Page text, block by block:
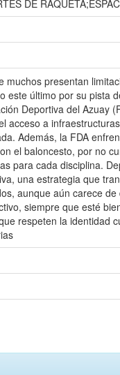
DE
presentan
este último por su pista
Deportiva del Azuay
acceso a
Además, la FDA
el baloncesto, por no
para cada disciplina.
una estrategia que
aunque aún carece de
siempre que esté
respeten la identidad